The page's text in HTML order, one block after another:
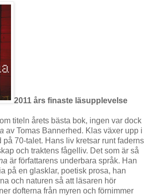
2011 års finaste läsupplevelse
titeln årets bästa bok, ingen var dock
av Tomas Bannerhed. Klas växer upp i
på 70-talet. Hans liv kretsar runt faderns
och traktens fågelliv. Det som är så
är författarens underbara språk. Han
på en glasklar, poetisk prosa, han
och naturen så att läsaren hör
dofterna från myren och förnimmer